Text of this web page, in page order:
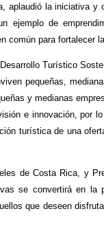
aplaudió la iniciativa
ejemplo de
común para fortalecer
Turístico
pequeñas,
y medianas
e innovación, por
turística de una
de Costa Rica, y
se convertirá en
que deseen